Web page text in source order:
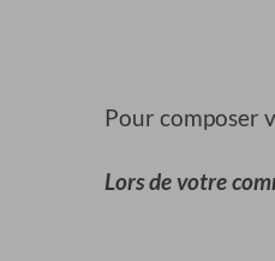
Pour composer
Lors de votre